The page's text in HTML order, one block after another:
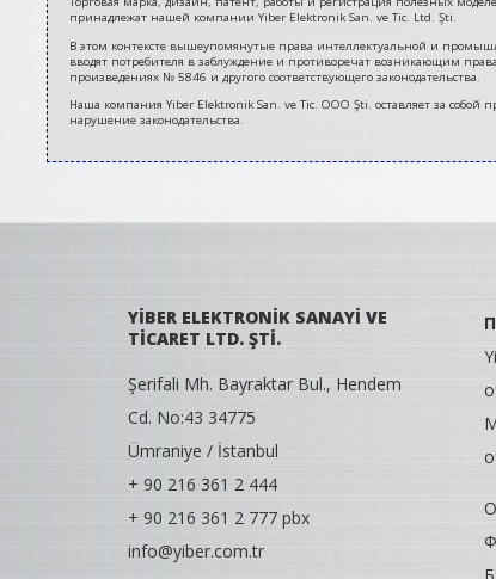
10
принадлежат нашей компании Yiber Elektronik San. ve Tic. Ltd. Şti.
В этом контексте вышеупомянутые права интеллектуальной и
вводят потребителя в заблуждение и противоречат возникающим
произведениях № 5846 и другого соответствующего законодательства.
Наша компания Yiber Elektronik San. ve Tic. ООО Şti. оставляет за собой
нарушение законодательства.
YİBER ELEKTRONİK SANAYİ VE
TİCARET LTD. ŞTİ.
Şerifali Mh. Bayraktar Bul., Hendem
Cd. No:43 34775
Ümraniye / İstanbul
+ 90 216 361 2 444
+ 90 216 361 2 777 pbx
info@yiber.com.tr